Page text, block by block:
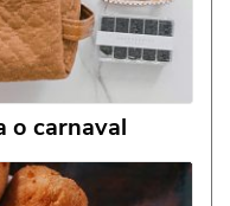
o carnaval